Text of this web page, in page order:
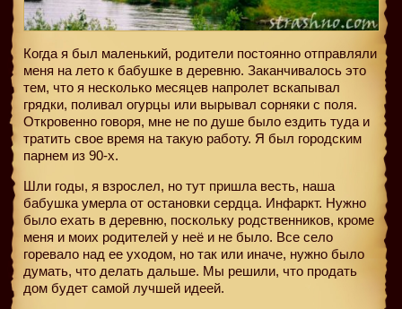
Когда я был маленький, родители постоянно отправляли
меня на лето к бабушке в деревню. Заканчивалось это
тем, что я несколько месяцев напролет вскапывал
грядки, поливал огурцы или вырывал сорняки с поля.
Откровенно говоря, мне не по душе было ездить туда и
тратить свое время на такую работу. Я был городским
парнем из 90-х.
Шли годы, я взрослел, но тут пришла весть, наша
бабушка умерла от остановки сердца. Инфаркт. Нужно
было ехать в деревню, поскольку родственников, кроме
меня и моих родителей у неё и не было. Все село
горевало над ее уходом, но так или иначе, нужно было
думать, что делать дальше. Мы решили, что продать
дом будет самой лучшей идеей.